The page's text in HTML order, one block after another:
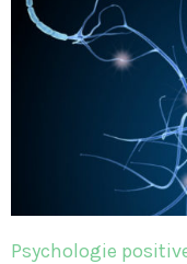
Psychologie